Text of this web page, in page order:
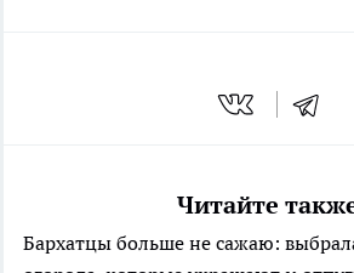
Читайте
Бархатцы больше не сажаю: